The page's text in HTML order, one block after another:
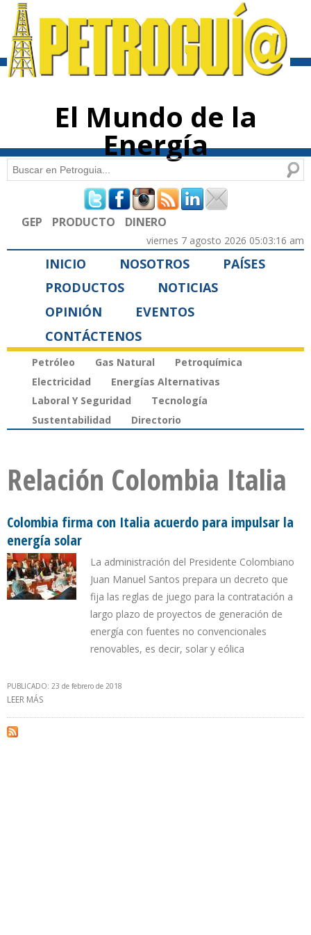
contenido
El Mundo de la
Energía
Formulario de búsqueda
Buscar
GEP PRODUCTO DINERO
viernes 7 agosto 2026 05:03:16 am
INICIO NOSOTROS
PAÍSES
PRODUCTOS
NOTICIAS
OPINIÓN
EVENTOS
CONTÁCTENOS
Petróleo Gas Natural
Petroquímica
Electricidad
Energías Alternativas
Laboral Y Seguridad
Tecnología
Sustentabilidad
Directorio
Relación Colombia Italia
Colombia firma con Italia acuerdo para impulsar la
energía solar
La administración del Presidente Colombiano
Juan Manuel Santos prepara un decreto que
fija las reglas de juego para la contratación a
largo plazo de proyectos de generación de
energía con fuentes no convencionales
renovables, es decir, solar y eólica
PUBLICADO: 23 de febrero de 2018
LEER MÁS